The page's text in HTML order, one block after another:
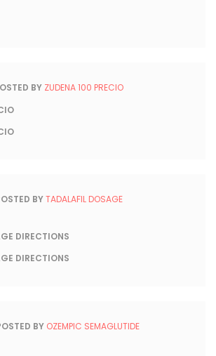
BY ZUDENA 100 PRECIO
BYTADALAFIL DOSAGE
DIRECTIONS
DIRECTIONS
BY OZEMPIC SEMAGLUTIDE